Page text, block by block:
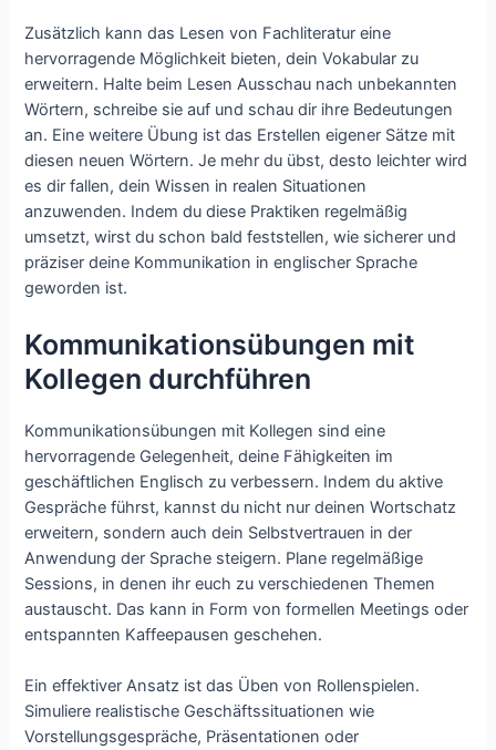
Zusätzlich kann das Lesen von Fachliteratur eine
hervorragende Möglichkeit bieten, dein Vokabular zu
erweitern. Halte beim Lesen Ausschau nach unbekannten
Wörtern, schreibe sie auf und schau dir ihre Bedeutungen
an. Eine weitere Übung ist das Erstellen eigener Sätze mit
diesen neuen Wörtern. Je mehr du übst, desto leichter wird
es dir fallen, dein Wissen in realen Situationen
anzuwenden. Indem du diese Praktiken regelmäßig
umsetzt, wirst du schon bald feststellen, wie sicherer und
präziser deine Kommunikation in englischer Sprache
geworden ist.
Kommunikationsübungen mit
Kollegen durchführen
Kommunikationsübungen mit Kollegen sind eine
hervorragende Gelegenheit, deine Fähigkeiten im
geschäftlichen Englisch zu verbessern. Indem du aktive
Gespräche führst, kannst du nicht nur deinen Wortschatz
erweitern, sondern auch dein Selbstvertrauen in der
Anwendung der Sprache steigern. Plane regelmäßige
Sessions, in denen ihr euch zu verschiedenen Themen
austauscht. Das kann in Form von formellen Meetings oder
entspannten Kaffeepausen geschehen.
Ein effektiver Ansatz ist das Üben von Rollenspielen.
Simuliere realistische Geschäftssituationen wie
Vorstellungsgespräche, Präsentationen oder